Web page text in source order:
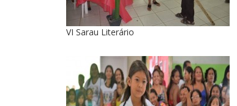
VI Sarau Literário